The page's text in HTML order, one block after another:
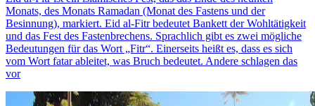
Monats, des Monats Ramadan (Monat des Fastens und der
Besinnung), markiert. Eid al-Fitr bedeutet Bankett der Wohltätigkeit
und das Fest des Fastenbrechens. Sprachlich gibt es zwei mögliche
Bedeutungen für das Wort „Fitr“. Einerseits heißt es, dass es sich
vom Wort fatar ableitet, was Bruch bedeutet. Andere schlagen das
vor